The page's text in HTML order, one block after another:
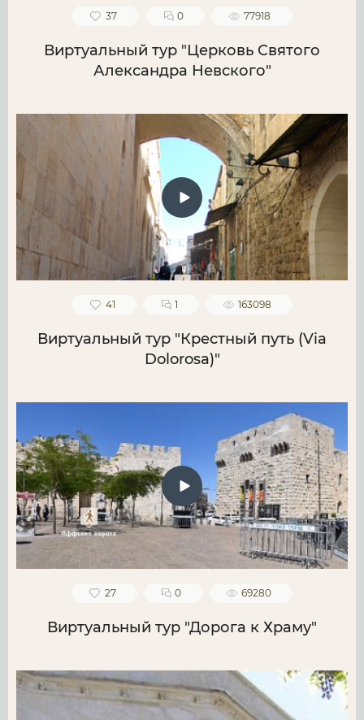
37 0 77918
Виртуальный тур "Церковь Святого
Александра Невского"
41 1 163098
Виртуальный тур "Крестный путь (Via
Dolorosa)"
27 0 69280
Виртуальный тур "Дорога к Храму"